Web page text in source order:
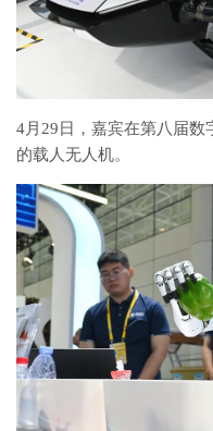
4月29日，嘉宾在第八届数
的载人无人机。